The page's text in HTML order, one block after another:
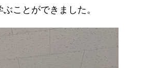
ことができました。